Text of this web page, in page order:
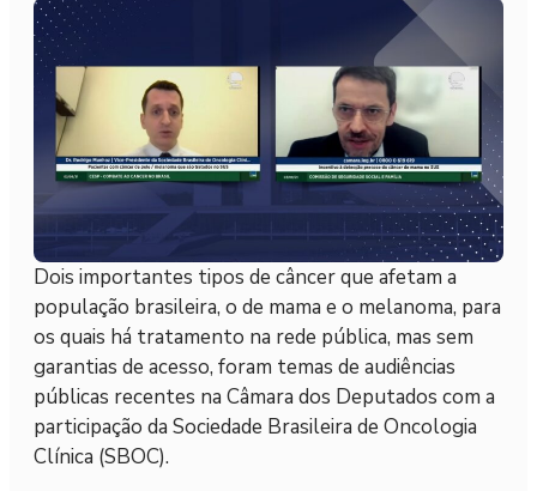
Dois importantes tipos de câncer que afetam a
população brasileira, o de mama e o melanoma, para
os quais há tratamento na rede pública, mas sem
garantias de acesso, foram temas de audiências
públicas recentes na Câmara dos Deputados com a
participação da Sociedade Brasileira de Oncologia
Clínica (SBOC).